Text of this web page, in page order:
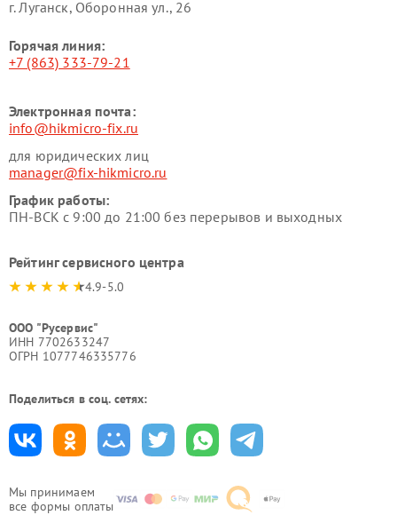
Мы принимаем
все формы оплаты
г. Луганск, Оборонная ул., 26
Горячая линия:
+7 (863) 333-79-21
Электронная почта:
info@hikmicro-fix.ru
для юридических лиц
manager@fix-hikmicro.ru
График работы:
ПН-ВСК с 9:00 до 21:00 без перерывов и выходных
Рейтинг сервисного центра
4.9-5.0
ООО "Русервис"
ИНН 7702633247
ОГРН 1077746335776
Поделиться в соц. сетях: